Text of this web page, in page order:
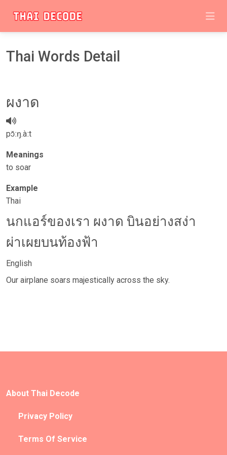
Thai Words Detail
​ผงาด
pɔ̌ːŋ.àːt
Meanings
to soar
Example
Thai
นกแอร์ของเรา ผงาด บินอย่างสง่า
ผ่าเผยบนท้องฟ้า
English
Our airplane soars majestically across the sky.
About Thai Decode
Privacy Policy
Terms Of Service